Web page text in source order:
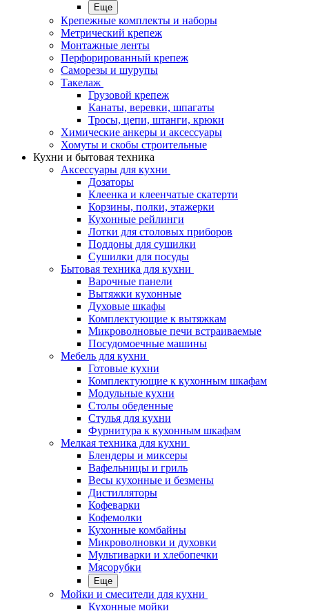
Еще
Крепежные комплекты и наборы
Метрический крепеж
Монтажные ленты
Перфорированный крепеж
Саморезы и шурупы
Такелаж
Грузовой крепеж
Канаты, веревки, шпагаты
Тросы, цепи, штанги, крюки
Химические анкеры и аксессуары
Хомуты и скобы строительные
Кухни и бытовая техника
Аксессуары для кухни
Дозаторы
Клеенка и клеенчатые скатерти
Корзины, полки, этажерки
Кухонные рейлинги
Лотки для столовых приборов
Поддоны для сушилки
Сушилки для посуды
Бытовая техника для кухни
Варочные панели
Вытяжки кухонные
Духовые шкафы
Комплектующие к вытяжкам
Микроволновые печи встраиваемые
Посудомоечные машины
Мебель для кухни
Готовые кухни
Комплектующие к кухонным шкафам
Модульные кухни
Столы обеденные
Стулья для кухни
Фурнитура к кухонным шкафам
Мелкая техника для кухни
Блендеры и миксеры
Вафельницы и гриль
Весы кухонные и безмены
Дистилляторы
Кофеварки
Кофемолки
Кухонные комбайны
Микроволновки и духовки
Мультиварки и хлебопечки
Мясорубки
Еще
Мойки и смесители для кухни
Кухонные мойки